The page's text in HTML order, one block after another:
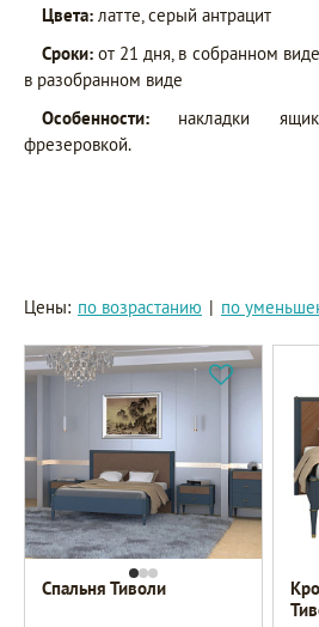
Цвета: латте, серый антрацит
Сроки: от 21 дня, в собранном
в разобранном виде
Особенности: накладки
фрезеровкой.
Цены: по возрастанию | по
Спальня Тиволи